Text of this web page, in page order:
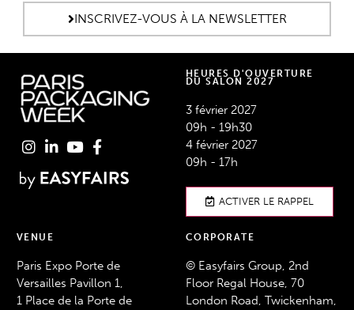
INSCRIVEZ-VOUS À LA NEWSLETTER
HEURES D'OUVERTURE
DU SALON 2027
3 février 2027
09h - 19h30
4 février 2027
09h - 17h
ACTIVER LE RAPPEL
VENUE
Paris Expo Porte de
Versailles Pavillon 1,
1 Place de la Porte de
CORPORATE
© Easyfairs Group, 2nd
Floor Regal House, 70
London Road, Twickenham,